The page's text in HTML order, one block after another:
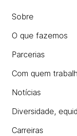
Sobre
O que fazemos
Parcerias
Com quem
Notícias
Diversidade,
Carreiras